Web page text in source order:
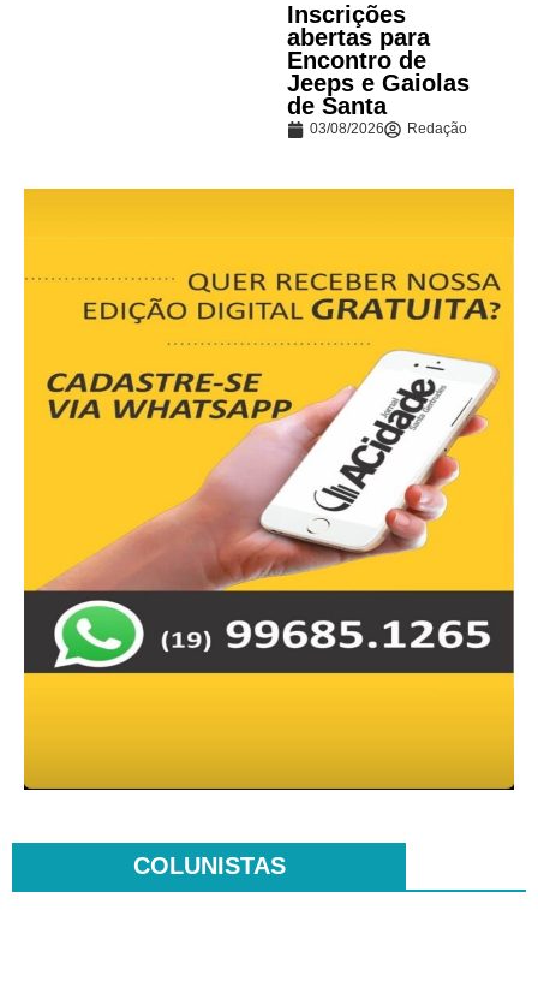
Inscrições
abertas para
Encontro de
Jeeps e Gaiolas
de Santa
03/08/2026 Redação
COLUNISTAS